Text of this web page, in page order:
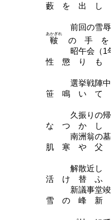
藪 を 出 し
前回の雪辱
皸
あかぎれ
の 手
昭午会（1年
性 懲 り も
選挙戦陣中
笹 鳴 い て
久振りの帰
な つ か し
南洲翁の墓
肌 寒 や 父
解散近し
活 け 替 ふ
新議事堂竣工
雪 の 峰 新